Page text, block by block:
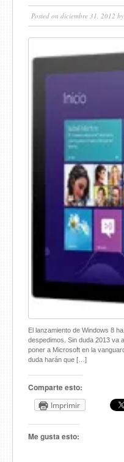
Posted on diciembre 31, 2012 by
El lanzamiento de Windows 8
despedimos. Sin duda 2013 va
poner a Microsoft en la
duda harán que […]
Comparte esto:
Imprimir
Me gusta esto: